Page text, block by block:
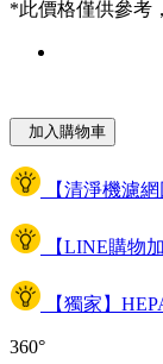
*此價格僅供參考
加入購物車
【清淨機濾
【LINE購物
【獨家】
360°